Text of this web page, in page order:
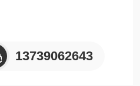
13739062643